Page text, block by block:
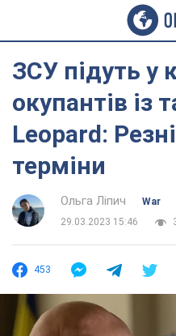
ЗСУ підуть у
окупантів із
Leopard:
терміни
Ольга Ліпич
War
29.03.2023 15:46
453